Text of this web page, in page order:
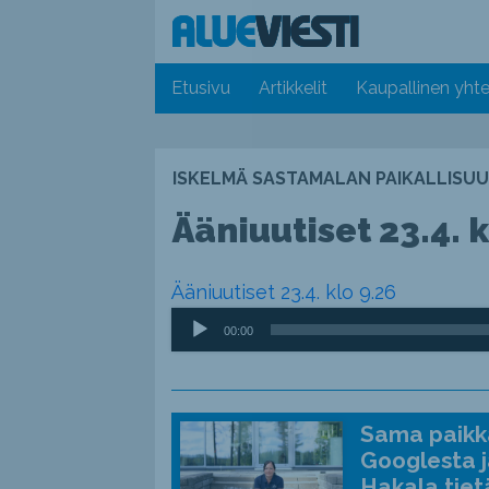
Etusivu Artikkelit Kaupallinen
ISKELMÄ SASTAMALAN
Ääniuutiset 23.4.
Ääniuutiset 23.4. klo 9.26
Äänitoistin
00:00
Sama
Googlesta